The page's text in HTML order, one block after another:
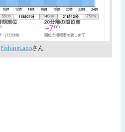
FishingLaboさん